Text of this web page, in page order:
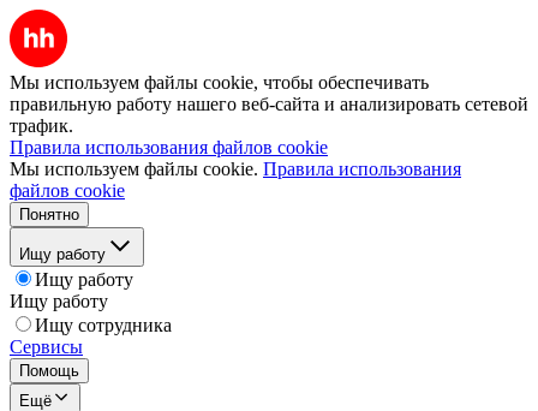
Мы используем файлы cookie, чтобы обеспечивать
правильную работу нашего веб-сайта и анализировать сетевой
трафик.
Правила использования файлов cookie
Мы используем файлы cookie. Правила использования
файлов cookie
Понятно
Ищу работу
Ищу работу
Ищу работу
Ищу сотрудника
Сервисы
Помощь
Ещё